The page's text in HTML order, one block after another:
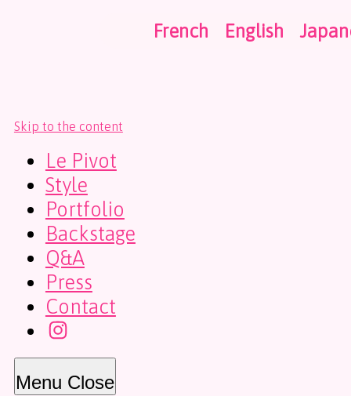
Skip to the content
French English
Le Pivot
Style
Portfolio
Backstage
Q&A
Press
Contact
Menu Close